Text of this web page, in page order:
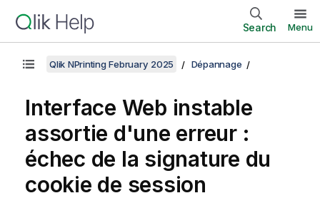
Search Menu
Qlik NPrinting February 2025 Dépannage
Interface Web instable
assortie d'une erreur :
échec de la signature du
cookie de session